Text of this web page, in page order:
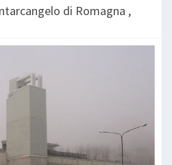
di Romagna ,